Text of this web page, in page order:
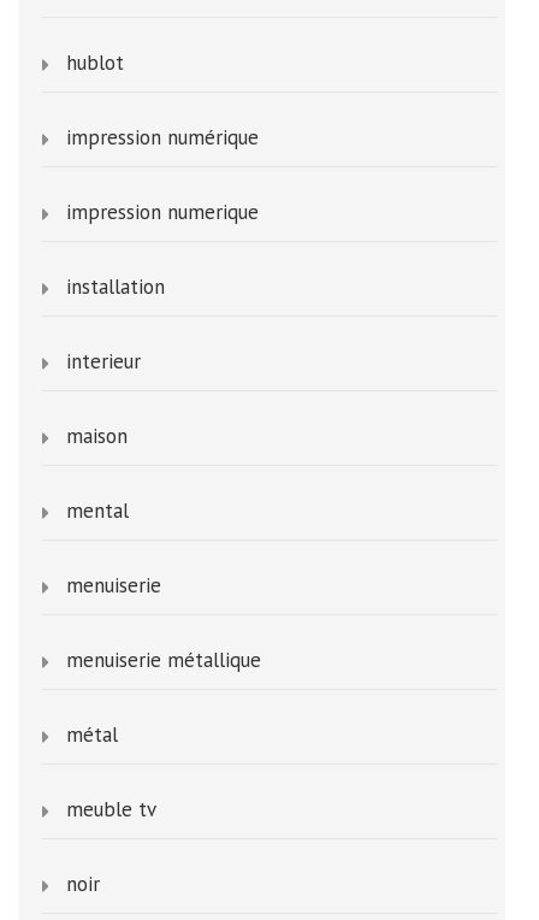
hublot
impression numérique
impression numerique
installation
interieur
maison
mental
menuiserie
menuiserie métallique
métal
meuble tv
noir